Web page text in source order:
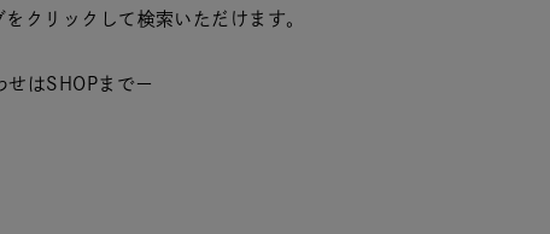
クリックして検索いただけます。
せはSHOPまでー